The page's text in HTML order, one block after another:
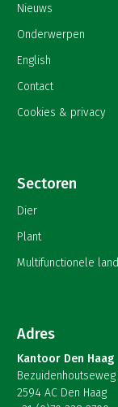
Nieuws
Onderwerpen
English
Contact
Cookies & privacy
Sectoren
Dier
Plant
Multifunctionele
Adres
Kantoor Den Haag
Bezuidenhoutseweg
2594 AC Den Haag